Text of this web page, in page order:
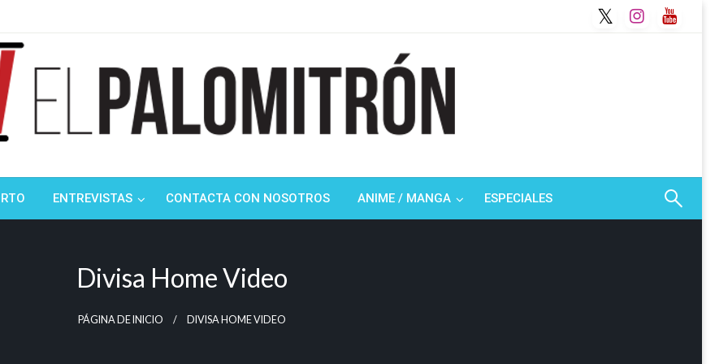
ENTREVISTAS CONTACTA CON NOSOTROS ANIME / MANGA ESPECIALES
Divisa Home Video
PÁGINA DE INICIO DIVISA HOME VIDEO